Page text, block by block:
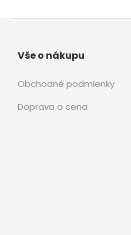
Vše o nákupu
Obchodné podmienky
Doprava a cena